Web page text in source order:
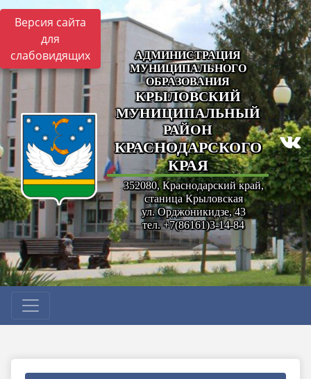
Версия сайта
для
слабовидящих
АДМИНИСТРАЦИЯ
МУНИЦИПАЛЬНОГО
ОБРАЗОВАНИЯ
КРЫЛОВСКИЙ
МУНИЦИПАЛЬНЫЙ
РАЙОН
КРАСНОДАРСКОГО
КРАЯ
352080, Краснодарский край,
станица Крыловская
ул. Орджоникидзе, 43
тел. +7(86161)3-14-84